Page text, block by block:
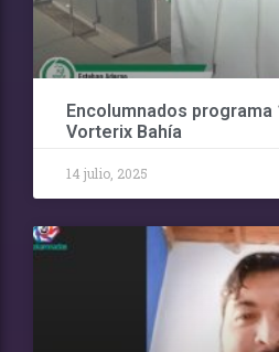
Encolumnados programa
Vorterix Bahía
14 julio, 2025